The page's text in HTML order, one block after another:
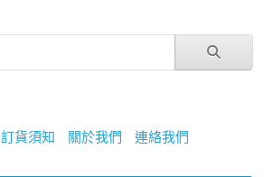
訂貨須知 關於我們 連絡我們